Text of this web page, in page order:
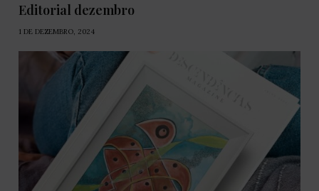
Editorial dezembro
1 DE DEZEMBRO, 2024